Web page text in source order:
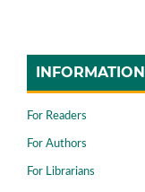
INFORMATION
For Readers
For Authors
For Librarians